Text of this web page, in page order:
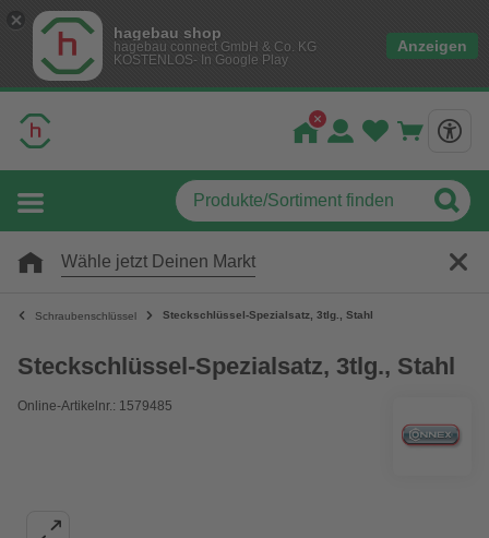
hagebau shop
hagebau connect GmbH & Co. KG
KOSTENLOS- In Google Play
Anzeigen
Wähle jetzt Deinen Markt
Schraubenschlüssel Steckschlüssel-Spezialsatz, 3tlg., Stahl
Steckschlüssel-Spezialsatz, 3tlg., Stahl
Online-Artikelnr.: 1579485